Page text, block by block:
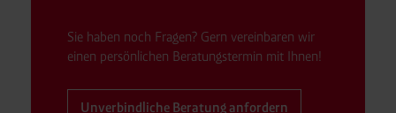
Sie haben noch Fragen? Gern vereinbaren wir
einen persönlichen Beratungstermin mit Ihnen!
Unverbindliche Beratung anfordern